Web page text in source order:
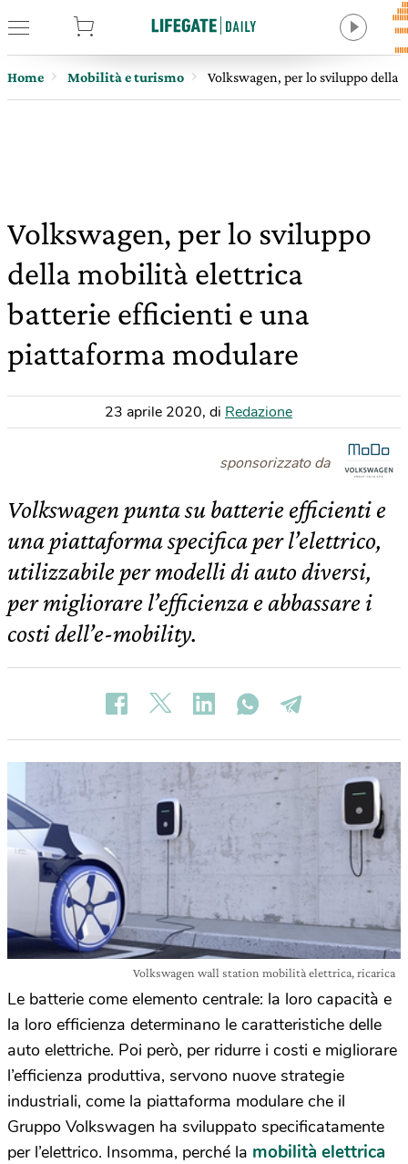
Home Mobilità e turismo Volkswagen, per lo sviluppo
Volkswagen, per lo sviluppo
della mobilità elettrica
batterie efficienti e una
piattaforma modulare
23 aprile 2020, di Redazione
sponsorizzato da
Volkswagen punta su batterie efficienti e
una piattaforma specifica per l’elettrico,
utilizzabile per modelli di auto diversi,
per migliorare l’efficienza e abbassare i
costi dell’e-mobility.
Volkswagen wall station mobilità elettrica, ricarica
Le batterie come elemento centrale: la loro capacità e
la loro efficienza determinano le caratteristiche delle
auto elettriche. Poi però, per ridurre i costi e migliorare
l’efficienza produttiva, servono nuove strategie
industriali, come la piattaforma modulare che il
Gruppo Volkswagen ha sviluppato specificatamente
per l’elettrico. Insomma, perché la mobilità elettrica